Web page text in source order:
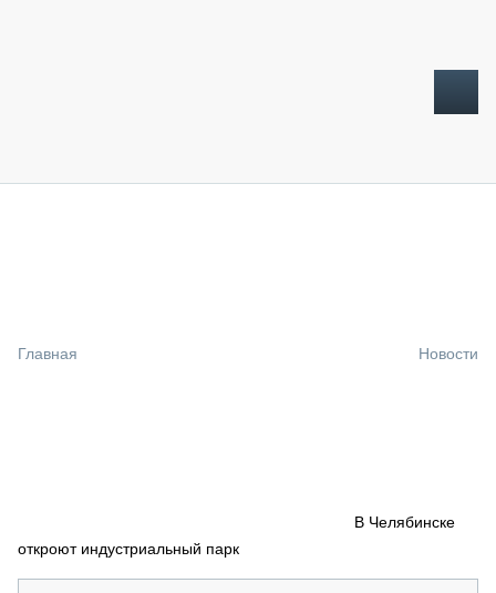
СПЕЦПРОЕКТЫ
Главная Новости
В Челябинске
откроют индустриальный парк